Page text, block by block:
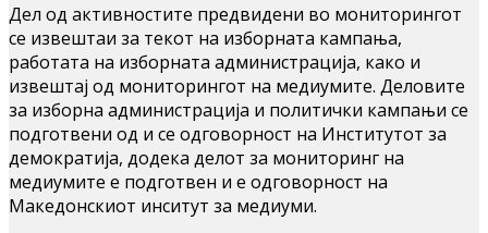
Дел од активностите предвидени во мониторингот
се извештаи за текот на изборната кампања,
работата на изборната администрација, како и
извештај од мониторингот на медиумите. Деловите
за изборна администрација и политички кампањи се
подготвени од и се одговорност на Институтот за
демократија, додека делот за мониторинг на
медиумите е подготвен и е одговорност на
Македонскиот инситут за медиуми.